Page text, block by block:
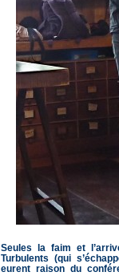
Seules la faim et
Turbulents (qui
eurent raison du